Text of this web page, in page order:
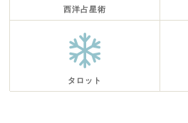
西洋占星術
タロット